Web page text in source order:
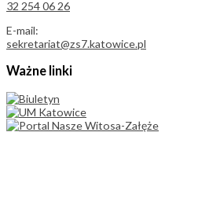
32 254 06 26
E-mail:
sekretariat@zs7.katowice.pl
Ważne linki